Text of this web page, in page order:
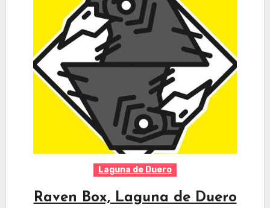
Laguna de Duero
Raven Box, Laguna de Duero